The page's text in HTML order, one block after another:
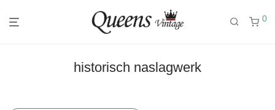
0
historisch naslagwerk